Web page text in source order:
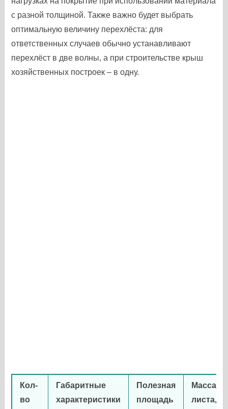
с разной толщиной. Также важно будет выбрать
оптимальную величину перехлёста: для
ответственных случаев обычно устанавливают
перехлёст в две волны, а при строительстве крыш
хозяйственных построек – в одну.
Кол-
во
Габаритные
характеристики
Полезная
площадь
Масса
листа,